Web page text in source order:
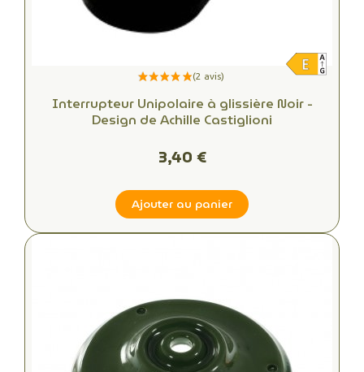
Interrupteur Unipolaire à glissière Noir -
Design de Achille Castiglioni
3,40 €
Ajouter au panier